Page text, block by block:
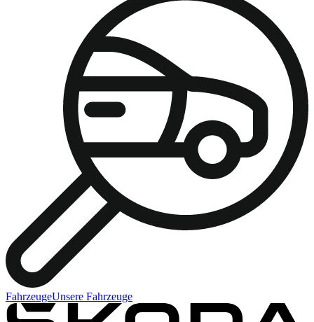
FahrzeugeUnsere Fahrzeuge